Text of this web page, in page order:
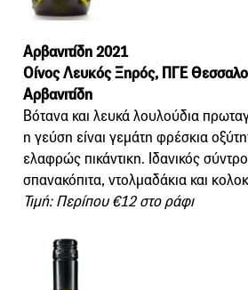
Αρβανιτίδη 2021
Οίνος Λευκός Ξηρός, ΠΓΕ
Αρβανιτίδη
Βότανα και λευκά λουλούδια
η γεύση είναι γεμάτη φρέσκια
ελαφρώς πικάντικη. Ιδανικός
σπανακόπιτα, ντολμαδάκια και
Τιμή: Περίπου €12 στο ράφι